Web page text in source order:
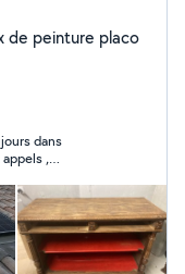
de peinture placo
,
!!